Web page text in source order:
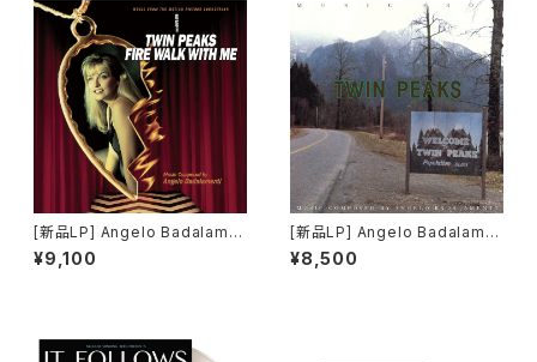
[新品LP] Angelo Badalame
nti ? Twin Peaks - Fire Wal
k With Me / ツイン・ピークス
¥9,100
[新品LP] Angelo Badalame
nti - Music From Twin Pea
¥8,500